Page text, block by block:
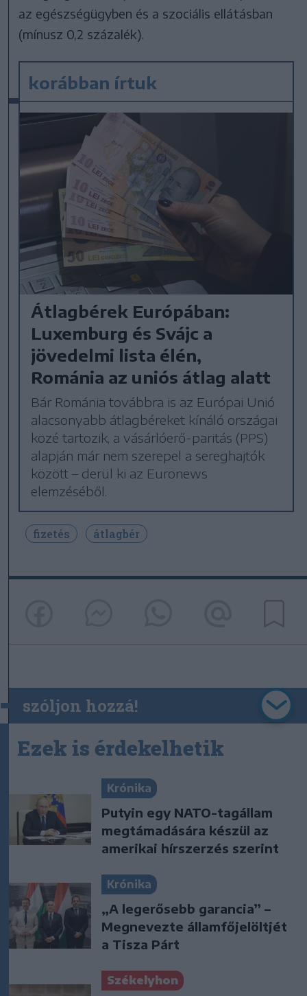
az egészségügyben és a szociális ellátásban
(mínusz 0,2 százalék).
korábban írtuk
Átlagbérek Európában:
Luxemburg és Svájc a
jövedelmi lista élén,
Románia az uniós átlag alatt
Bár Románia továbbra is az Európai Unió
alacsonyabb átlagbéreket kínáló országai
közé tartozik, a vásárlóerő-paritás (PPS)
alapján már nem szerepel a sereghajtók
között – derül ki az Euronews
elemzéséből.
fizetés átlagbér
szóljon hozzá!
Ezek is érdekelhetik
Krónika
Putyin egy NATO-tagállam
megtámadására készül az
amerikai hírszerzés szerint
Krónika
„A legerősebb garancia” –
Megnevezte államfőjelöltjét
a Tisza Párt
Székelyhon